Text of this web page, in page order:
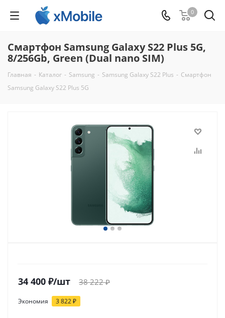
0
Смартфон Samsung Galaxy S22 Plus 5G,
8/256Gb, Green (Dual nano SIM)
Главная - Каталог - Samsung - Samsung Galaxy S22 Plus - Смартфон
Samsung Galaxy S22 Plus 5G
34 400 ₽/шт 38 222₽
Экономия 3 822₽